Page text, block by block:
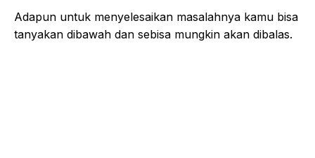
Adapun untuk menyelesaikan masalahnya kamu bisa
tanyakan dibawah dan sebisa mungkin akan dibalas.